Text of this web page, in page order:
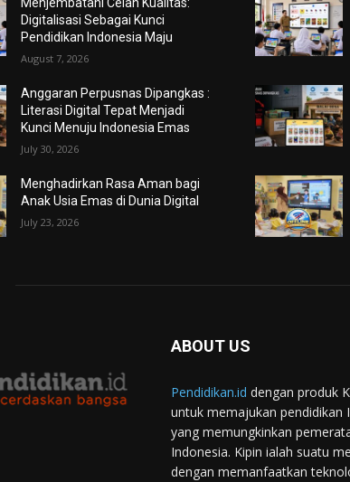
Menjembatani Celah Kualitas:
Digitalisasi Sebagai Kunci
Pendidikan Indonesia Maju
August 7, 2026
Anggaran Perpusnas Dipangkas :
Literasi Digital Tepat Menjadi
Kunci Menuju Indonesia Emas
July 30, 2026
Menghadirkan Rasa Aman bagi
Anak Usia Emas di Dunia Digital
July 23, 2026
ABOUT US
Pendidikan.id dengan produk
untuk memajukan pendidikan
yang memungkinkan
Indonesia. Kipin ialah suatu
dengan memanfaatkan